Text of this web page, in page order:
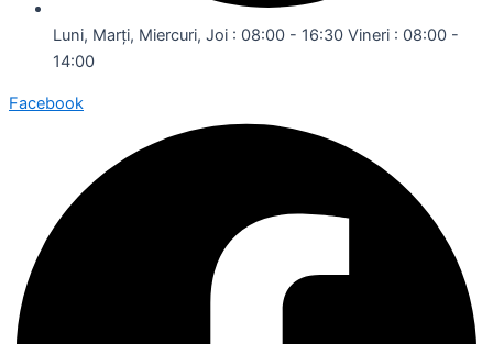
Luni, Marți, Miercuri, Joi : 08:00 - 16:30 Vineri : 08:00 -
14:00
Facebook